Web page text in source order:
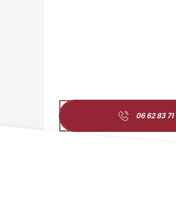
06 62 83 71